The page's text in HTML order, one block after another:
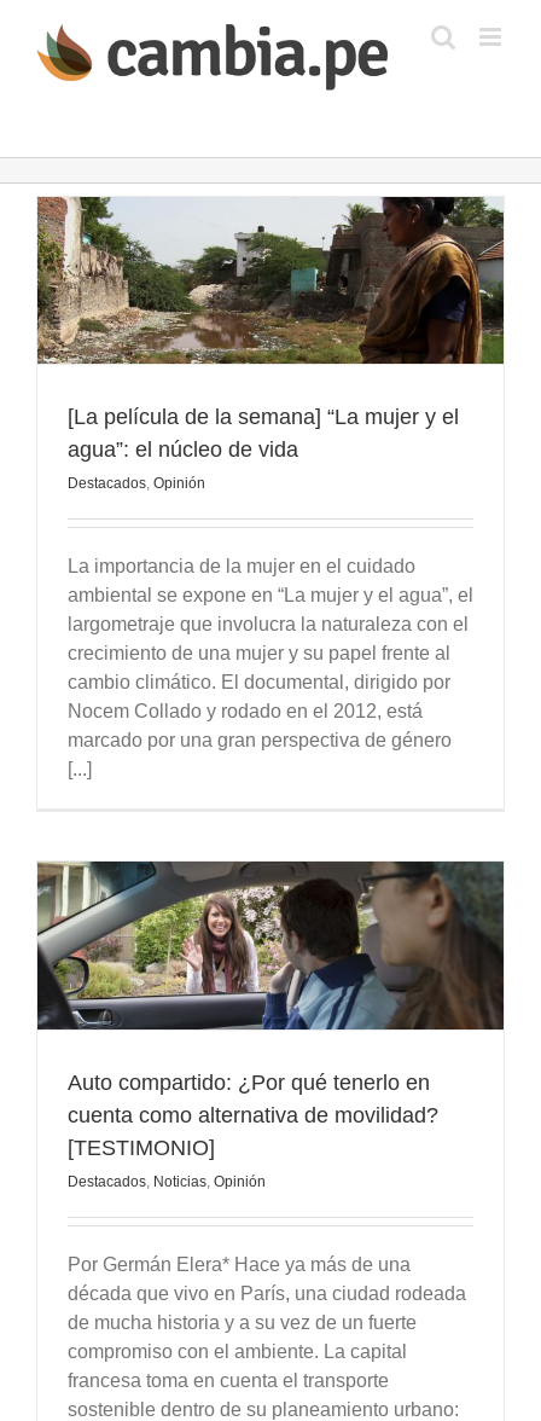
contenido
[La película de la semana] “La mujer y el
agua”: el núcleo de vida
Destacados, Opinión
La importancia de la mujer en el cuidado
ambiental se expone en “La mujer y el agua”, el
largometraje que involucra la naturaleza con el
crecimiento de una mujer y su papel frente al
cambio climático. El documental, dirigido por
Nocem Collado y rodado en el 2012, está
marcado por una gran perspectiva de género
[...]
Auto compartido: ¿Por qué tenerlo en
cuenta como alternativa de movilidad?
[TESTIMONIO]
Destacados Noticias Opinión
Por Germán Elera* Hace ya más de una
década que vivo en París, una ciudad rodeada
de mucha historia y a su vez de un fuerte
compromiso con el ambiente. La capital
francesa toma en cuenta el transporte
sostenible dentro de su planeamiento urbano: